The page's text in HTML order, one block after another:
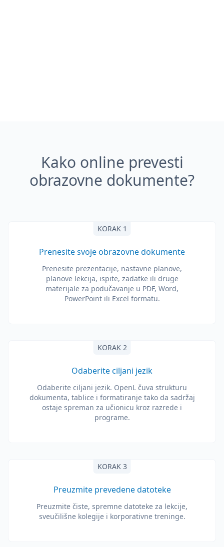
Kako online prevesti
obrazovne dokumente?
KORAK 1
Prenesite svoje obrazovne dokumente
Prenesite prezentacije, nastavne planove,
planove lekcija, ispite, zadatke ili druge
materijale za podučavanje u PDF, Word,
PowerPoint ili Excel formatu.
KORAK 2
Odaberite ciljani jezik
Odaberite ciljani jezik. OpenL čuva strukturu
dokumenta, tablice i formatiranje tako da sadržaj
ostaje spreman za učionicu kroz razrede i
programe.
KORAK 3
Preuzmite prevedene datoteke
Preuzmite čiste, spremne datoteke za lekcije,
sveučilišne kolegije i korporativne treninge.